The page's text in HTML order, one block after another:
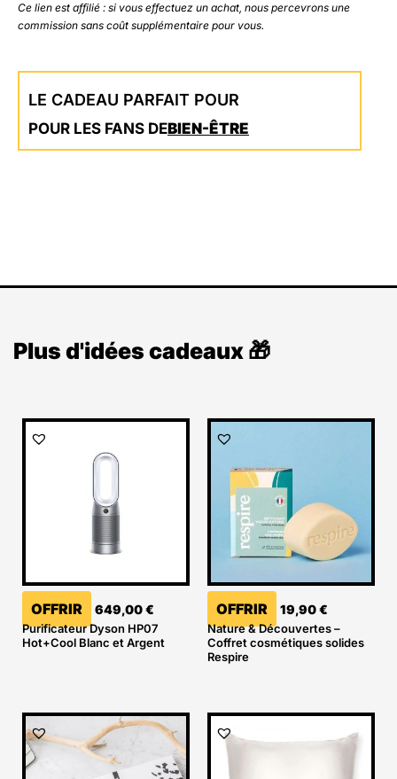
Ce lien est affilié : si vous effectuez un achat, nous percevrons une
commission sans coût supplémentaire pour vous.
LE CADEAU PARFAIT POUR
POUR LES FANS DEBIEN-ÊTRE
Plus d'idées cadeaux 🎁
OFFRIR 649,00€
Purificateur Dyson HP07
Hot+Cool Blanc et Argent
OFFRIR 19,90€
Nature & Découvertes –
Coffret cosmétiques solides
Respire